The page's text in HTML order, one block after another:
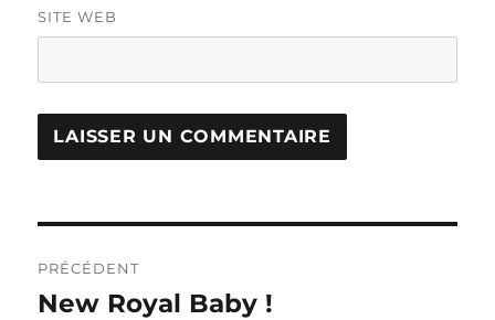
SITE WEB
de
PRÉCÉDENT
Publication
New Royal Baby !